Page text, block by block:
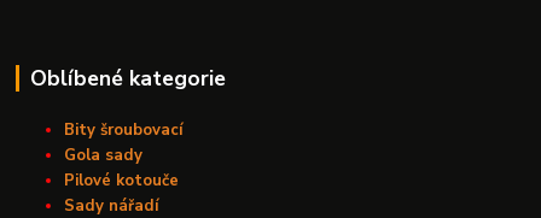
Oblíbené kategorie
Bity šroubovací
Gola sady
Pilové kotouče
Sady nářadí